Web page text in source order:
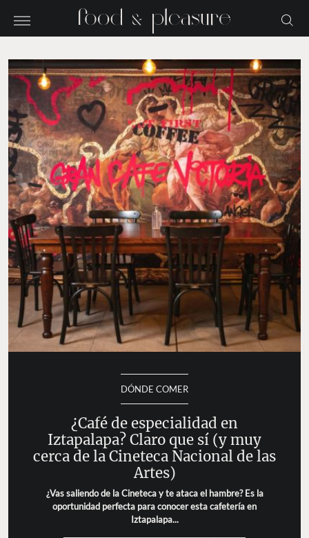
DÓNDE COMER
¿Café de especialidad en
Iztapalapa? Claro que sí (y muy
cerca de la Cineteca Nacional de las
Artes)
¿Vas saliendo de la Cineteca y te ataca el hambre? Es la
oportunidad perfecta para conocer esta cafetería en
Iztapalapa...